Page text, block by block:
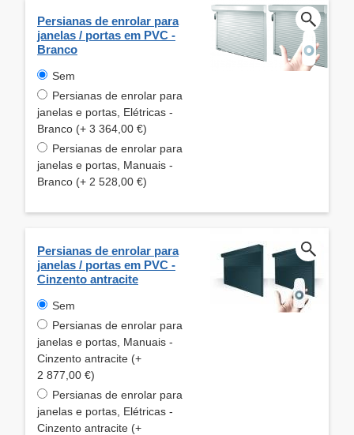
Persianas de enrolar para
janelas / portas em PVC -
Branco
Sem
Persianas de enrolar para
janelas e portas, Elétricas -
Branco (+ 3 364,00 €)
Persianas de enrolar para
janelas e portas, Manuais -
Branco (+ 2 528,00 €)
Persianas de enrolar para
janelas / portas em PVC -
Cinzento antracite
Sem
Persianas de enrolar para
janelas e portas, Manuais -
Cinzento antracite (+
2 877,00 €)
Persianas de enrolar para
janelas e portas, Elétricas -
Cinzento antracite (+